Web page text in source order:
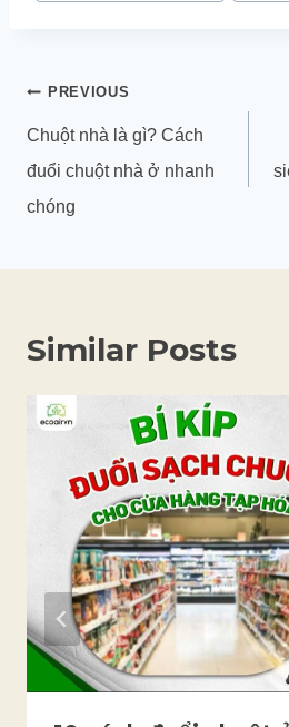
Điều
hướng
bài
viết
PREVIOUS
Chuột nhà là gì? Cách
đuổi chuột nhà ở nhanh
chóng
Similar Posts